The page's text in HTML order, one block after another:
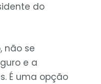
do
não se
e a
É uma opção